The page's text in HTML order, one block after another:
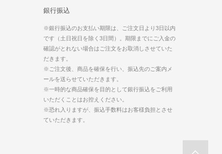
銀行振込
※銀行振込のお支払い期限は、ご注文日より3日以内
です（土日祝日を除く3日間）。期限までにご入金の
確認がとれない場合はご注文をお取消しさせていた
だきます。
※ご注文後、商品を確保を行い、振込先のご案内メ
ールを送らせていただきます。
※一時的な商品確保を目的として銀行振込をご利用
いただくことはお控えください。
※恐れ入りますが、振込手数料はお客様負担とさせ
ていただきます。